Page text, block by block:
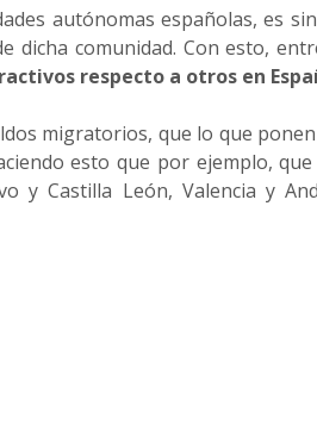
autónomas españolas, es
comunidad. Con esto,
respecto a otros en
migratorios, que lo que
esto que por ejemplo,
y Castilla León, Valencia y